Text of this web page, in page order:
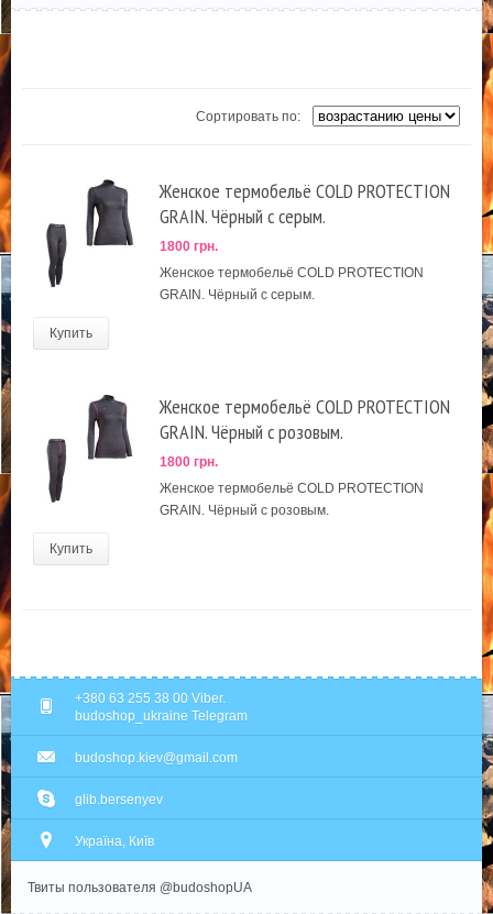
Сортировать по:
Женское термобельё COLD PROTECTION
GRAIN. Чёрный с серым.
1800 грн.
Женское термобельё COLD PROTECTION
GRAIN. Чёрный с серым.
Купить
Женское термобельё COLD PROTECTION
GRAIN. Чёрный с розовым.
1800 грн.
Женское термобельё COLD PROTECTION
GRAIN. Чёрный с розовым.
Купить
+380 63 255 38 00 Viber.
budoshop_ukraine Telegram
budoshop.kiev@gmail.com
glib.bersenyev
Україна, Київ
Твиты пользователя @budoshopUA